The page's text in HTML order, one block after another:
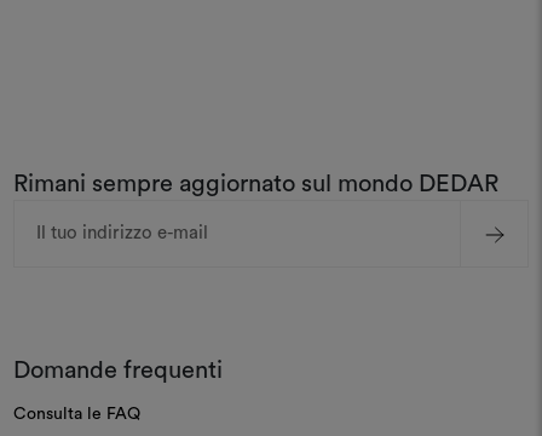
Rimani sempre aggiornato sul mondo DEDAR
Domande frequenti
Consulta le FAQ